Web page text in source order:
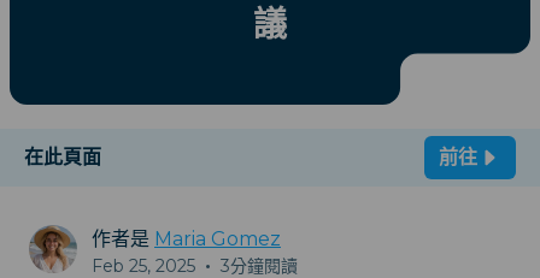
議
在此頁面 前往
作者是 Maria Gomez
Feb 25, 2025 • 3分鐘閱讀